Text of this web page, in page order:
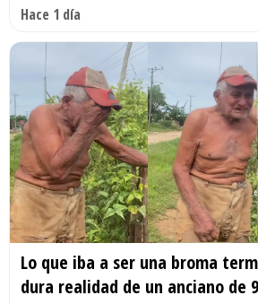
Hace 1 día
Lo que iba a ser una broma
dura realidad de un anciano de